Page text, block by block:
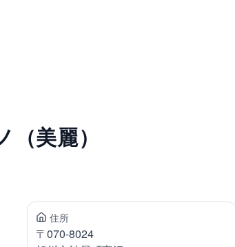
美麗）
住所
〒070-8024